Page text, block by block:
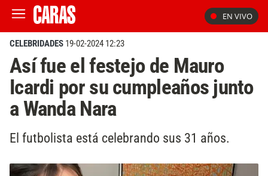
EN VIVO
CELEBRIDADES 19-02-2024 12:23
Así fue el festejo de Mauro
Icardi por su cumpleaños junto
a Wanda Nara
El futbolista está celebrando sus 31 años.